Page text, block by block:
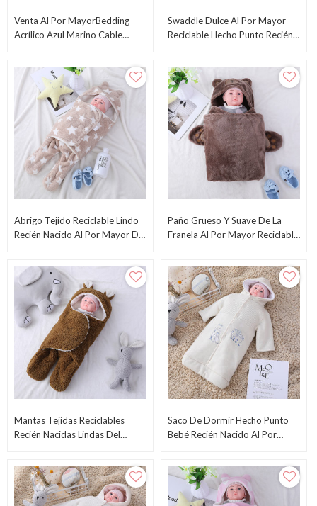
Venta Al Por MayorBedding
Acrílico Azul Marino Cable
Swaddle Dulce Al Por Mayor
Reciclable Hecho Punto Recién
Sherpa Del Paño Grueso Y
Suave
Abrigo Tejido Reciclable Lindo
Recién Nacido Al Por Mayor Del
Paño Grueso Y Suave De La
Franela Al Por Mayor Reciclable
Lindo Con La Cara Del Oso
Mantas Tejidas Reciclables
Recién Nacidas Lindas Del
Del OEM
Saco De Dormir Hecho Punto
Bebé Recién Nacido Al Por
Y Botón